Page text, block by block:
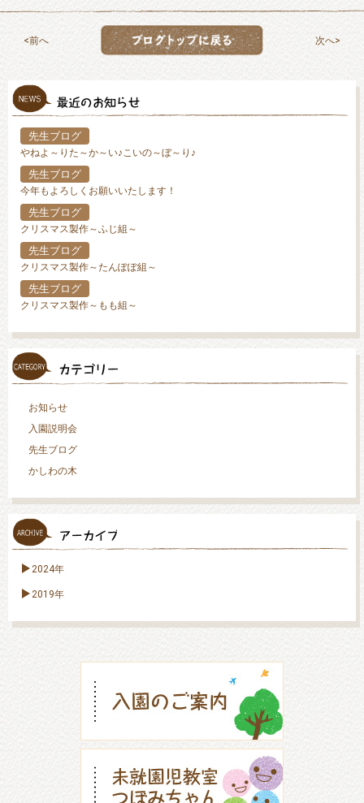
前へ 次へ
先生ブログ
やねよ～りた～か～い♪こいの～ぼ～り♪
先生ブログ
今年もよろしくお願いいたします！
先生ブログ
クリスマス製作～ふじ組～
先生ブログ
クリスマス製作～たんぽぽ組～
先生ブログ
クリスマス製作～もも組～
お知らせ
入園説明会
先生ブログ
かしわの木
2024年
2019年